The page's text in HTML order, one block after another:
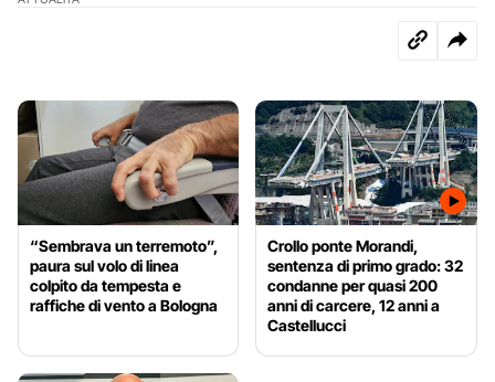
“Sembrava un terremoto”,
paura sul volo di linea
colpito da tempesta e
raffiche di vento a Bologna
Crollo ponte Morandi,
sentenza di primo grado: 32
condanne per quasi 200
anni di carcere, 12 anni a
Castellucci